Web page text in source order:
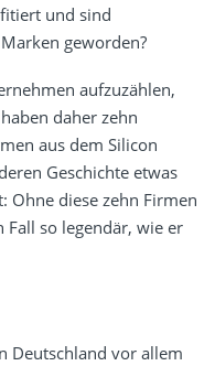
und sind
geworden?
aufzuzählen,
daher zehn
aus dem Silicon
Geschichte etwas
Ohne diese zehn Firmen
Fall so legendär, wie er
Deutschland vor allem